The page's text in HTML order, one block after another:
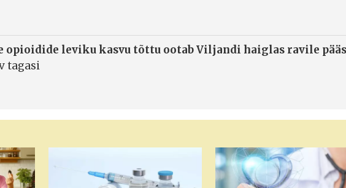
opioidide leviku kasvu tõttu ootab Viljandi haiglas ravile
tagasi